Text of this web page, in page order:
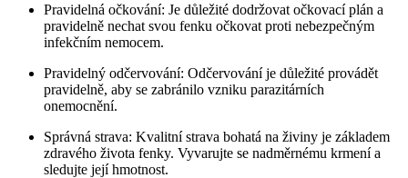
Pravidelná očkování: Je důležité dodržovat očkovací plán a
pravidelně nechat svou fenku očkovat proti nebezpečným
infekčním nemocem.
Pravidelný odčervování: Odčervování je důležité provádět
pravidelně, aby se zabránilo vzniku parazitárních
onemocnění.
Správná strava: Kvalitní strava bohatá na živiny je základem
zdravého života fenky. Vyvarujte se nadměrnému krmení a
sledujte její hmotnost.